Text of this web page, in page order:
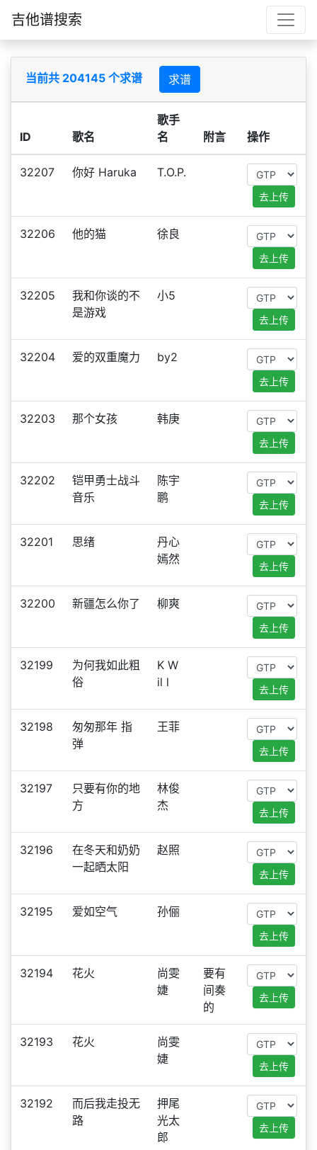
吉他谱搜索
当前共 204145 个求谱 求谱
ID 歌名
歌手
名
附言 操作
32207 你好 Haruka T.O.P.
去上传
32206 他的猫 徐良
去上传
32205
我和你谈的不
是游戏
小5
去上传
32204 爱的双重魔力 by2
去上传
32203 那个女孩 韩庚
去上传
32202
铠甲勇士战斗
音乐
陈宇
鹏
去上传
32201 思绪
丹心
嫣然
去上传
32200 新疆怎么你了 柳爽
去上传
32199
为何我如此粗
俗
K W
il l
去上传
32198
匆匆那年 指
弹
王菲
去上传
32197
只要有你的地
方
林俊
杰
去上传
32196
在冬天和奶奶
一起晒太阳
赵照
去上传
32195 爱如空气 孙俪
去上传
32194 花火
尚雯
婕
要有
间奏
的
去上传
32193 花火
尚雯
婕
去上传
32192
而后我走投无
路
押尾
光太
郎
去上传